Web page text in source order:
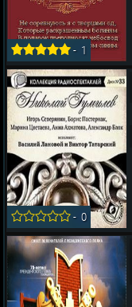
- 1
-0